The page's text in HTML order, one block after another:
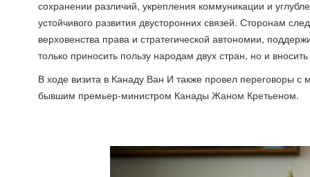
сохранении различий, укрепления коммуникации и
устойчивого развития двусторонних связей. Сторонам
верховенства права и стратегической автономии,
только приносить пользу народам двух стран, но и
В ходе визита в Канаду Ван И также провел переговоры
бывшим премьер-министром Канады Жаном Кретьеном.